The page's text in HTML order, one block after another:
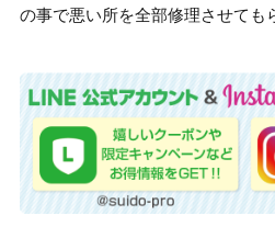
の事で悪い所を全部修理させても